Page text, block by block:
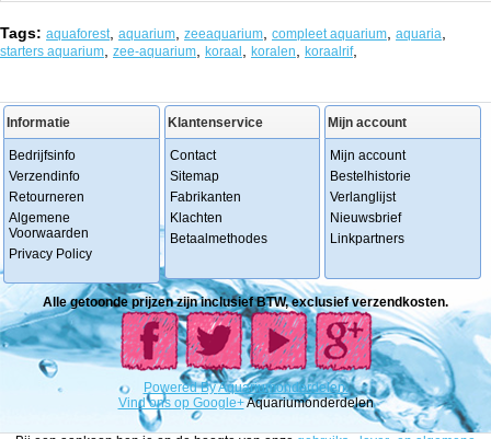
Tags: aquaforest aquarium zeeaquarium compleet aquarium aquaria
starters aquarium zee-aquarium koraal koralen koraalrif,
Informatie
Bedrijfsinfo
Verzendinfo
Retourneren
Algemene
Voorwaarden
Privacy Policy
Klantenservice
Contact
Sitemap
Fabrikanten
Klachten
Betaalmethodes
Mijn account
Mijn account
Bestelhistorie
Verlanglijst
Nieuwsbrief
Linkpartners
Alle getoonde prijzen zijn inclusief BTW, exclusief verzendkosten.
PoweredByAquariumonderdelen.
Vind ons op Google+Aquariumonderdelen